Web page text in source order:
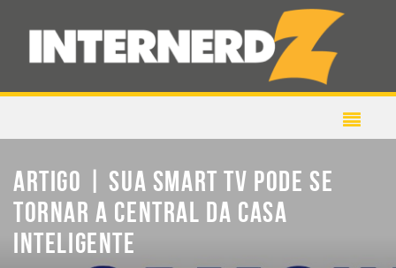
ARTIGO | SUA SMART TV PODE SE
TORNAR A CENTRAL DA CASA
INTELIGENTE